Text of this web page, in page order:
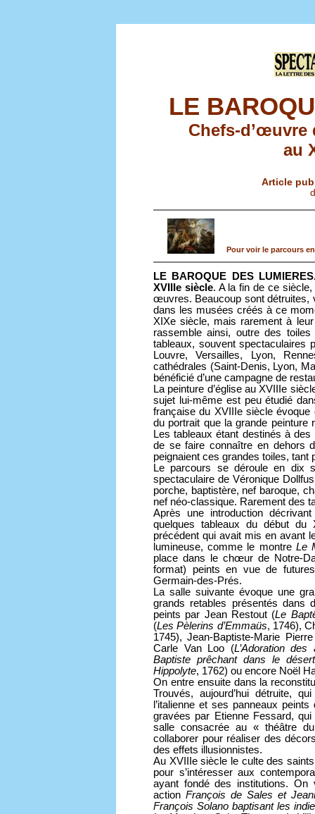
LE
Chefs-d’œuvre
au
Article
Pour voir le parcours
LE BAROQUE DES
XVIIIe siècle. A la fin de ce
œuvres. Beaucoup sont détruites,
dans les musées créés à ce
XIXe siècle, mais rarement à
rassemble ainsi, outre des toiles
tableaux, souvent spectaculaires
Louvre, Versailles, Lyon,
cathédrales (Saint-Denis, Lyon,
bénéficié d’une campagne de
La peinture d’église au XVIIIe
sujet lui-même est peu étudié
française du XVIIIe siècle
du portrait que la grande peinture
Les tableaux étant destinés à
de se faire connaître en dehors
peignaient ces grandes toiles,
Le parcours se déroule en dix
spectaculaire de Véronique
porche, baptistère, nef baroque,
nef néo-classique. Rarement des
Après une introduction
quelques tableaux du début du
précédent qui avait mis en avant
lumineuse, comme le montre Le
place dans le chœur de Notre-
format) peints en vue de
Germain-des-Prés.
La salle suivante évoque une
grands retables présentés dans
peints par Jean Restout (Le
(Les Pèlerins d’Emmaüs, 1746),
1745), Jean-Baptiste-Marie
Carle Van Loo (L’Adoration des
Baptiste prêchant dans le
Hippolyte, 1762) ou encore Noël
On entre ensuite dans la
Trouvés, aujourd’hui détruite,
l’italienne et ses panneaux
gravées par Etienne Fessard,
salle consacrée au « théâtre
collaborer pour réaliser des
des effets illusionnistes.
Au XVIIIe siècle le culte des
pour s’intéresser aux
ayant fondé des institutions. On
actionFrançois de Sales et
François Solano baptisant les